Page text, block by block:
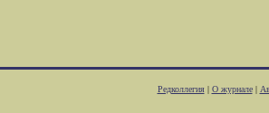
Редколлегия| О журнале|